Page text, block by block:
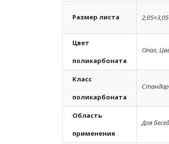
Размер листа
Цвет
поликарбоната
Опал
Класс
поликарбоната
Область
применения
Для